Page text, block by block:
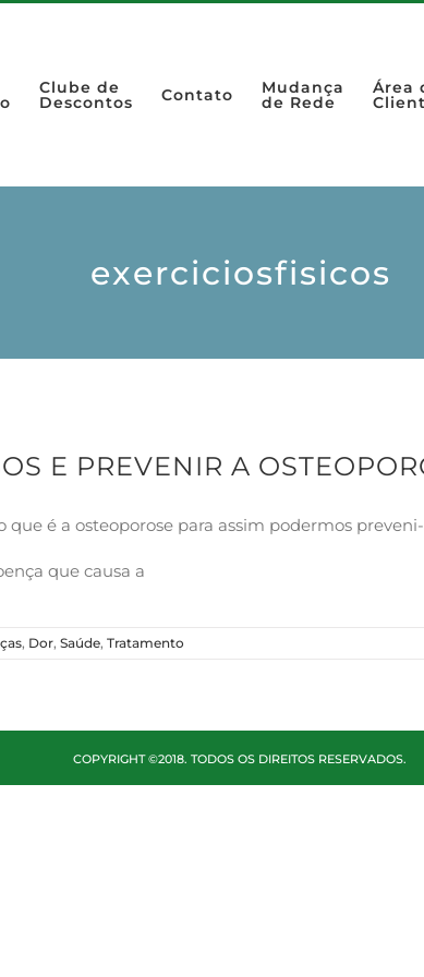
Clube de
Descontos Contato Mudança
de Rede
Área
exerciciosfisicos
E PREVENIR A
é a osteoporose para assim podermos
que causa a
, Dor, Saúde, Tratamento
COPYRIGHT ©2018. TODOS OS DIREITOS RESERVADOS.